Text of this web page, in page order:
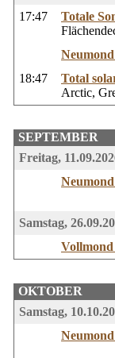
17:47
Totale
18:47
Total
Arctic,
SEPTEMBER
Freitag,
Samstag,
Vollmond
OKTOBER
Samstag,